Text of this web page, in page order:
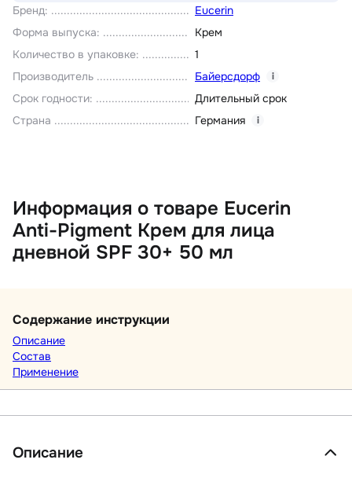
Бренд:
Eucerin
Форма выпуска:
Крем
Количество в упаковке:
1
Производитель
Байерсдорф i
Срок годности:
Длительный срок
Страна
Германия i
Информация о товаре Eucerin
Anti-Pigment Крем для лица
дневной SPF 30+ 50 мл
Содержание инструкции
Описание
Состав
Применение
Описание